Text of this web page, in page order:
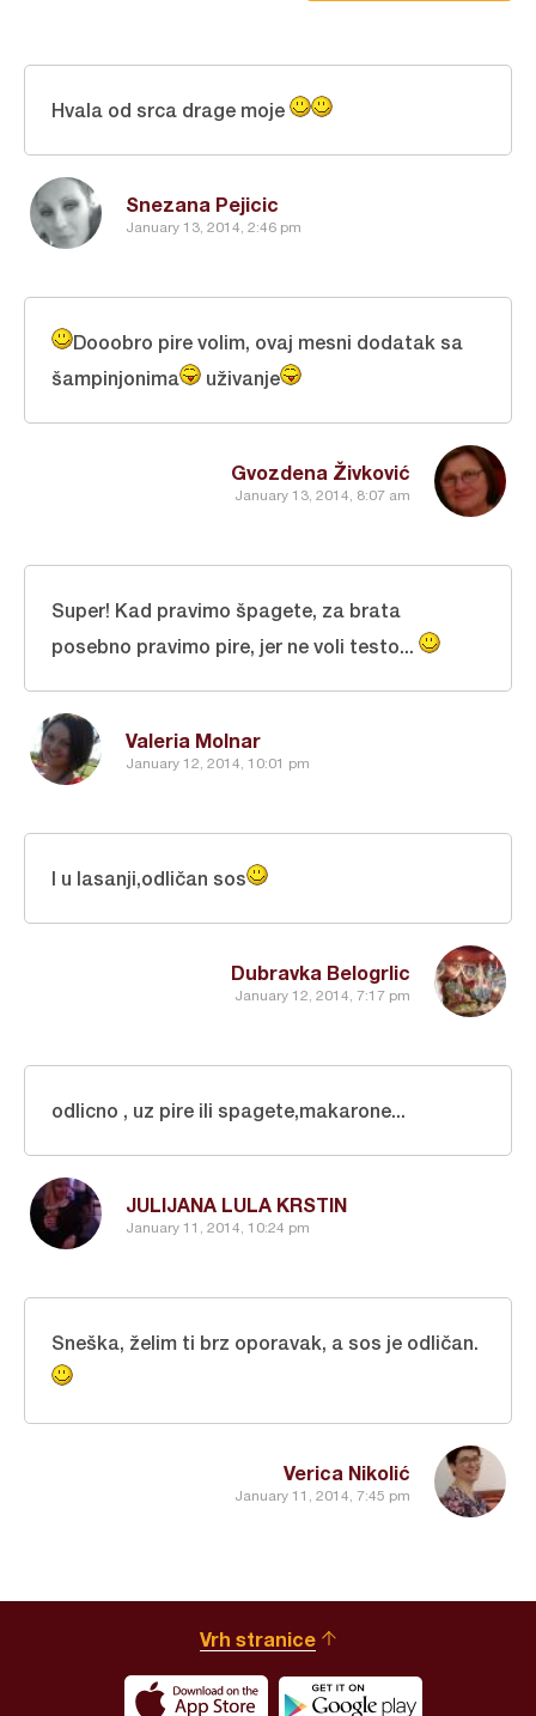
Snezana Pejicic
January 13, 2014, 2:46 pm
Hvala od srca drage moje
Gvozdena Živković
January 13, 2014, 8:07 am
Dooobro pire volim, ovaj mesni dodatak sa
šampinjonima
uživanje
Valeria Molnar
January 12, 2014, 10:01 pm
Super! Kad pravimo špagete, za brata
posebno pravimo pire, jer ne voli testo...
Dubravka Belogrlic
January 12, 2014, 7:17 pm
I u lasanji,odličan sos
JULIJANA LULA KRSTIN
January 11, 2014, 10:24 pm
odlicno , uz pire ili spagete,makarone...
Verica Nikolić
January 11, 2014, 7:45 pm
Sneška, želim ti brz oporavak, a sos je odličan.
Vrh stranice